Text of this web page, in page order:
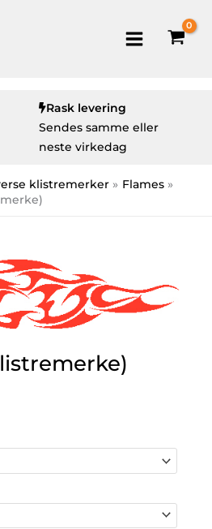
Rask levering
Sendes samme eller
neste virkedag
klistremerker
Flames